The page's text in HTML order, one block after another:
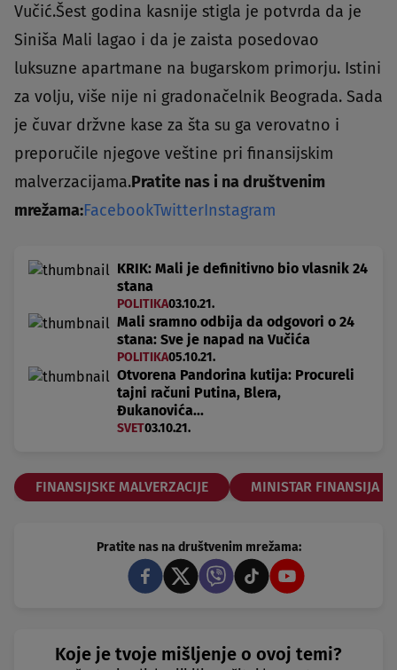
Vučić.Šest godina kasnije stigla je potvrda da je
Siniša Mali lagao i da je zaista posedovao
luksuzne apartmane na bugarskom primorju. Istini
za volju, više nije ni gradonačelnik Beograda. Sada
je čuvar držvne kase za šta su ga verovatno i
preporučile njegove veštine pri finansijskim
malverzacijama.Pratite nas i na društvenim
mrežama:FacebookTwitterInstagram
KRIK: Mali je definitivno bio vlasnik 24
stana
POLITIKA03.10.21.
Mali sramno odbija da odgovori o 24
stana: Sve je napad na Vučića
POLITIKA05.10.21.
Otvorena Pandorina kutija: Procureli
tajni računi Putina, Blera,
Đukanovića...
SVET03.10.21.
FINANSIJSKE MALVERZACIJE MINISTAR FINANSIJA
Pratite nas na društvenim mrežama:
Koje je tvoje mišljenje o ovoj temi?